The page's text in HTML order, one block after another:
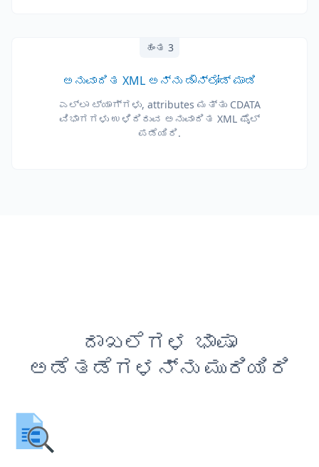
ಹಂತ 3
ಅನುವಾದಿತ XML ಅನ್ನು ಡೌನ್‌ಲೋಡ್ ಮಾಡಿ
ಎಲ್ಲಾ ಟ್ಯಾಗ್‌ಗಳು, attributes ಮತ್ತು CDATA
ವಿಭಾಗಗಳು ಉಳಿದಿರುವ ಅನುವಾದಿತ XML ಫೈಲ್
ಪಡೆಯಿರಿ.
ದಾಖಲೆಗಳ ಭಾಷಾ
ಅಡೆತಡೆಗಳನ್ನು ಮುರಿಯಿರಿ